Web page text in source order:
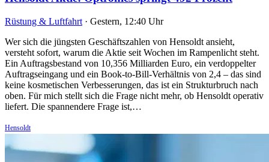
Rüstung & Luftfahrt · Gestern, 12:40 Uhr
Wer sich die jüngsten Geschäftszahlen von Hensoldt ansieht,
versteht sofort, warum die Aktie seit Wochen im Rampenlicht steht.
Ein Auftragsbestand von 10,356 Milliarden Euro, ein verdoppelter
Auftragseingang und ein Book-to-Bill-Verhältnis von 2,4 – das sind
keine kosmetischen Verbesserungen, das ist ein Strukturbruch nach
oben. Für mich stellt sich die Frage nicht mehr, ob Hensoldt operativ
liefert. Die spannendere Frage ist,…
Hensoldt